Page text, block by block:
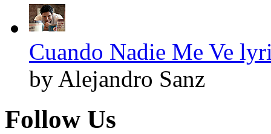
Cuando Nadie Me Ve
by Alejandro Sanz
Follow Us